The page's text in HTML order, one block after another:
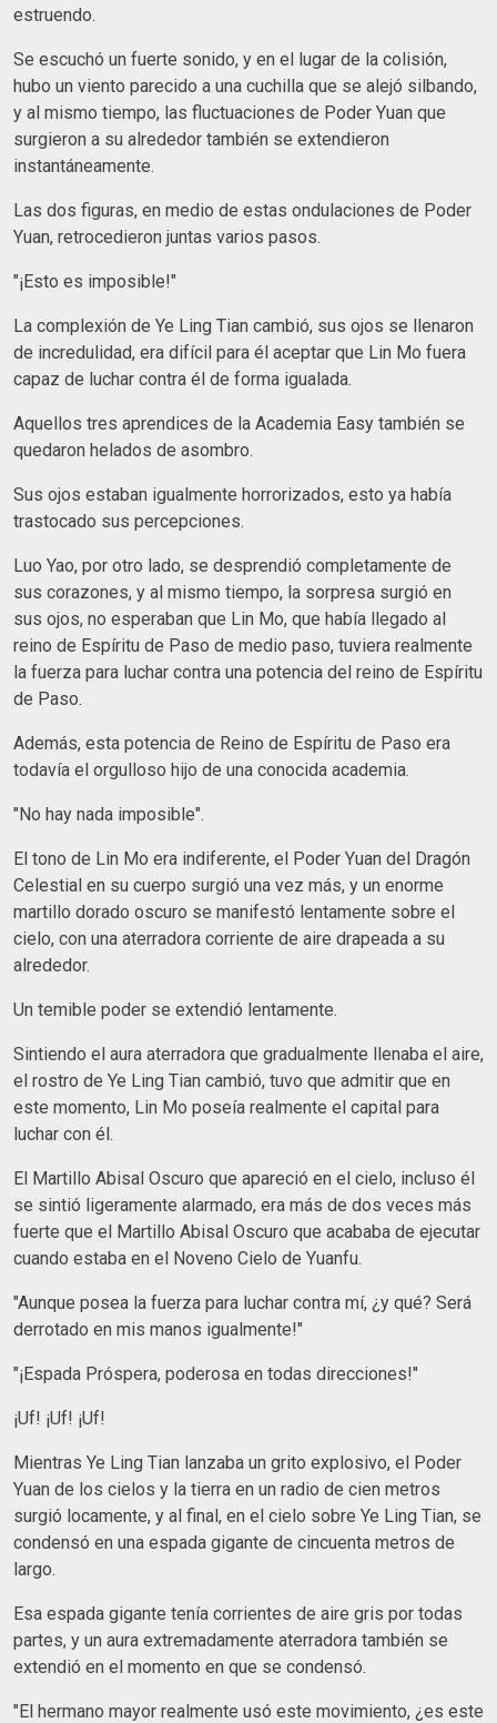
estruendo.
Se escuchó un fuerte sonido, y en el lugar de la colisión,
hubo un viento parecido a una cuchilla que se alejó silbando,
y al mismo tiempo, las fluctuaciones de Poder Yuan que
surgieron a su alrededor también se extendieron
instantáneamente.
Las dos figuras, en medio de estas ondulaciones de Poder
Yuan, retrocedieron juntas varios pasos.
"¡Esto es imposible!"
La complexión de Ye Ling Tian cambió, sus ojos se llenaron
de incredulidad, era difícil para él aceptar que Lin Mo fuera
capaz de luchar contra él de forma igualada.
Aquellos tres aprendices de la Academia Easy también se
quedaron helados de asombro.
Sus ojos estaban igualmente horrorizados, esto ya había
trastocado sus percepciones.
Luo Yao, por otro lado, se desprendió completamente de
sus corazones, y al mismo tiempo, la sorpresa surgió en
sus ojos, no esperaban que Lin Mo, que había llegado al
reino de Espíritu de Paso de medio paso, tuviera realmente
la fuerza para luchar contra una potencia del reino de Espíritu
de Paso.
Además, esta potencia de Reino de Espíritu de Paso era
todavía el orgulloso hijo de una conocida academia.
"No hay nada imposible".
El tono de Lin Mo era indiferente, el Poder Yuan del Dragón
Celestial en su cuerpo surgió una vez más, y un enorme
martillo dorado oscuro se manifestó lentamente sobre el
cielo, con una aterradora corriente de aire drapeada a su
alrededor.
Un temible poder se extendió lentamente.
Sintiendo el aura aterradora que gradualmente llenaba el aire,
el rostro de Ye Ling Tian cambió, tuvo que admitir que en
este momento, Lin Mo poseía realmente el capital para
luchar con él.
El Martillo Abisal Oscuro que apareció en el cielo, incluso él
se sintió ligeramente alarmado, era más de dos veces más
fuerte que el Martillo Abisal Oscuro que acababa de ejecutar
cuando estaba en el Noveno Cielo de Yuanfu.
"Aunque posea la fuerza para luchar contra mí, ¿y qué? Será
derrotado en mis manos igualmente!"
"¡Espada Próspera, poderosa en todas direcciones!"
¡Uf! ¡Uf! ¡Uf!
Mientras Ye Ling Tian lanzaba un grito explosivo, el Poder
Yuan de los cielos y la tierra en un radio de cien metros
surgió locamente, y al final, en el cielo sobre Ye Ling Tian, se
condensó en una espada gigante de cincuenta metros de
largo.
Esa espada gigante tenía corrientes de aire gris por todas
partes, y un aura extremadamente aterradora también se
extendió en el momento en que se condensó.
"El hermano mayor realmente usó este movimiento, ¿es este